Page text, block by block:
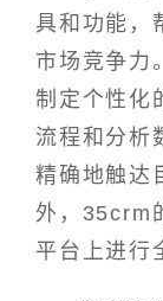
具和功能，
市场竞争力
制定个性化
流程和分析
精确地触达
外，35crm
平台上进行